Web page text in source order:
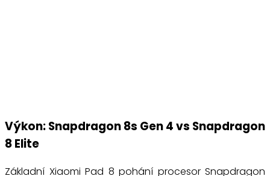
Výkon: Snapdragon 8s Gen 4 vs Snapdragon
8 Elite
Základní Xiaomi Pad 8 pohání procesor Snapdragon